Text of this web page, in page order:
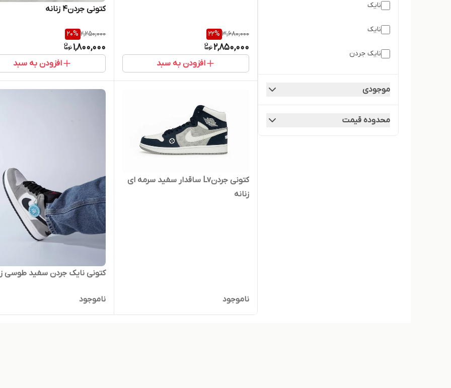
‌نایک
نایک
نایک جردن
موجودی
محدوده قیمت
3,680,000
22%
2,850,000
افزودن به سبد
کتونی جردن۴ زنانه
2,250,000
20%
1,800,000
افزودن به سبد
کتونی جردنLv ساقدار سفید سرمه ای
زنانه
ناموجود
کتونی نایک جردن سفید طوسی
ناموجود